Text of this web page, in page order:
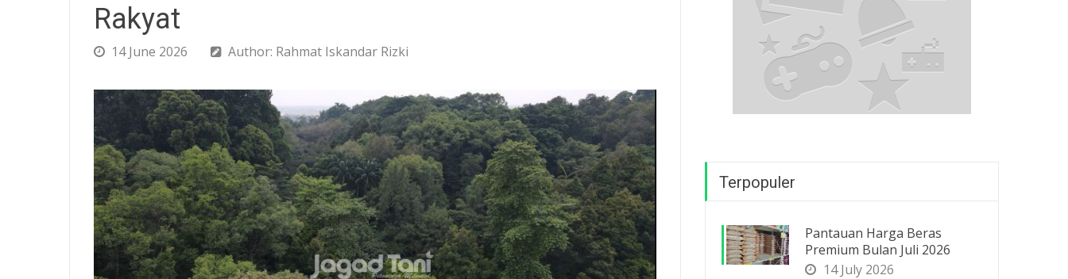
Rakyat
14 June 2026 Author: Rahmat Iskandar Rizki
Terpopuler
Pantauan Harga Beras
Premium Bulan Juli 2026
14 July 2026